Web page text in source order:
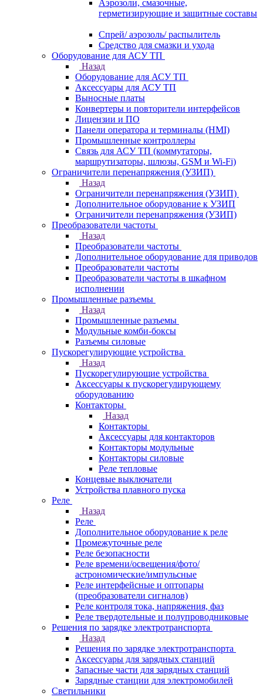
Аэрозоли, смазочные,
герметизирующие и защитные составы
Спрей/ аэрозоль/ распылитель
Средство для смазки и ухода
Оборудование для АСУ ТП
Назад
Оборудование для АСУ ТП
Аксессуары для АСУ ТП
Выносные платы
Конвертеры и повторители интерфейсов
Лицензии и ПО
Панели оператора и терминалы (HMI)
Промышленные контроллеры
Связь для АСУ ТП (коммутаторы,
маршрутизаторы, шлюзы, GSM и Wi-Fi)
Ограничители перенапряжения (УЗИП)
Назад
Ограничители перенапряжения (УЗИП)
Дополнительное оборудование к УЗИП
Ограничители перенапряжения (УЗИП)
Преобразователи частоты
Назад
Преобразователи частоты
Дополнительное оборудование для приводов
Преобразователи частоты
Преобразователи частоты в шкафном
исполнении
Промышленные разъемы
Назад
Промышленные разъемы
Модульные комби-боксы
Разъемы силовые
Пускорегулирующие устройства
Назад
Пускорегулирующие устройства
Аксессуары к пускорегулирующему
оборудованию
Контакторы
Назад
Контакторы
Аксессуары для контакторов
Контакторы модульные
Контакторы силовые
Реле тепловые
Концевые выключатели
Устройства плавного пуска
Реле
Назад
Реле
Дополнительное оборудование к реле
Промежуточные реле
Реле безопасности
Реле времени/освещения/фото/
астрономические/импульсные
Реле интерфейсные и оптопары
(преобразователи сигналов)
Реле контроля тока, напряжения, фаз
Реле твердотельные и полупроводниковые
Решения по зарядке электротранспорта
Назад
Решения по зарядке электротранспорта
Аксессуары для зарядных станций
Запасные части для зарядных станций
Зарядные станции для электромобилей
Светильники